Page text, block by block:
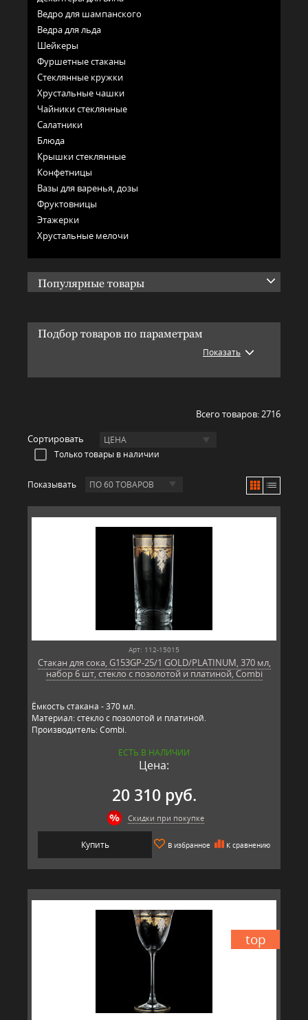
Ведро для шампанского
Ведра для льда
Шейкеры
Фуршетные стаканы
Стеклянные кружки
Хрустальные чашки
Чайники стеклянные
Салатники
Блюда
Крышки стеклянные
Конфетницы
Вазы для варенья, дозы
Фруктовницы
Этажерки
Хрустальные мелочи
Популярные товары
Подбор товаров по параметрам
Показать
Всего товаров:2716
Сортировать
ЦЕНА
Только товары в наличии
Показывать ПО 60 ТОВАРОВ
Арт: 112-15015
Стакан для сока, G153GP-25/1 GOLD/PLATINUM, 370 мл,
набор 6 шт, стекло с позолотой и платиной, Combi
Ёмкость стакана - 370 мл.
Материал: стекло с позолотой и платиной.
Производитель: Combi.
ЕСТЬ В НАЛИЧИИ
Цена:
20 310 руб.
Скидки при покупке
Купить В избранное К сравнению
top